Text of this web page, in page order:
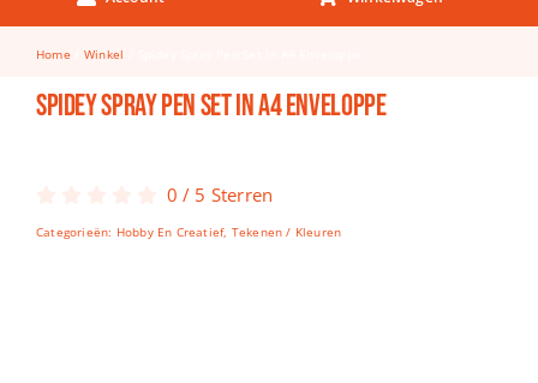
Keuken & Tafelen
Kinderfietsen
Knutselen
Spellen
Home Winkel
Spidey Spray Pen Set In A4 Enveloppe
0 / 5 Sterren
Categorieën: Hobby En Creatief, Tekenen / Kleuren